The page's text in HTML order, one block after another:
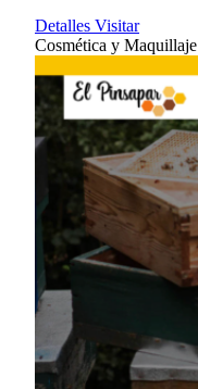
Detalles Visitar
Cosmética y Maquillaje